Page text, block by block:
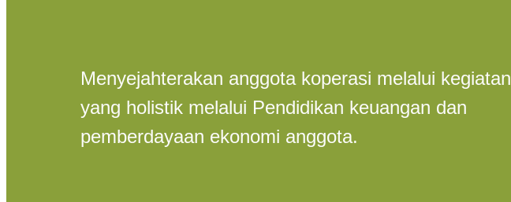
Menyejahterakan anggota koperasi melalui kegiatan
yang holistik melalui Pendidikan keuangan dan
pemberdayaan ekonomi anggota.